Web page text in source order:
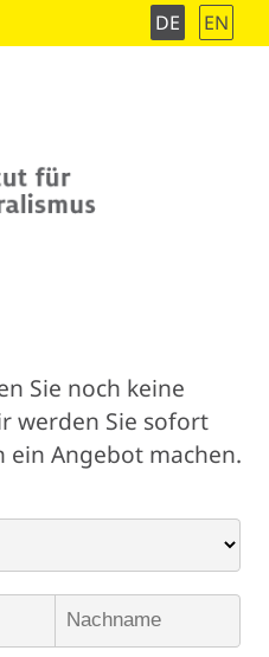
DE EN
Sie noch keine
werden Sie sofort
Angebot machen.